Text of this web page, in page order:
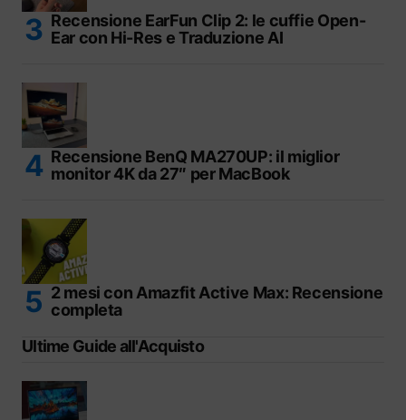
Recensione EarFun Clip 2: le cuffie Open-
Ear con Hi-Res e Traduzione AI
Recensione BenQ MA270UP: il miglior
monitor 4K da 27″ per MacBook
2 mesi con Amazfit Active Max: Recensione
completa
Ultime Guide all'Acquisto